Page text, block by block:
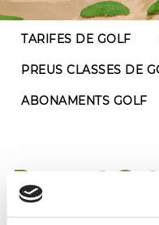
TARIFES DE GOLF
PREUS CLASSES DE
ABONAMENTS GOLF
Paquet
fees